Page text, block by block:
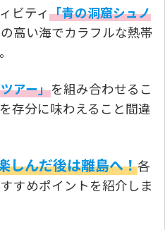
ビティ「青の洞窟シュノ
高い海でカラフルな熱帯
アー」を組み合わせるこ
存分に味わえること間違
しんだ後は離島へ！各
すめポイントを紹介しま